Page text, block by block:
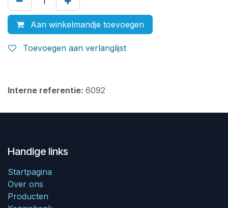
Aan winkelmandje toevoegen
Toevoegen aan verlanglijst
Interne referentie: 6092
Handige links
Startpagina
Over ons
Producten